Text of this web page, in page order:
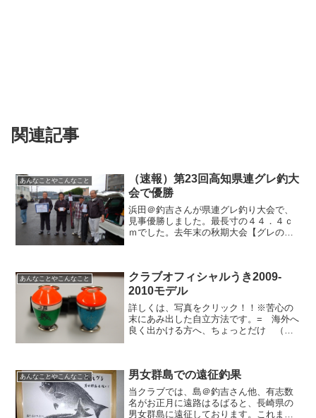
関連記事
あんなことやこんなこと
（速報）第23回高知県連グレ釣大
会で優勝
浜田＠釣吉さんが県連グレ釣り大会で、
見事優勝しました。最長寸の４４．４ｃ
ｍでした。去年末の秋期大会【グレの
釣吉さんが入賞しそれぞれ商...
あんなことやこんなこと
クラブオフィシャルうき2009-
2010モデル
詳しくは、写真をクリック！！※苦心の
末にあみ出した自立方法です。= 海外へ
良く出かける方へ、ちょっとだけ （楽
別途申し込むと...
あんなことやこんなこと 男女群島での遠征釣果
当クラブでは、島＠釣吉さん他、有志数
名がお正月に遠路はるばると、長崎県の
男女群島に遠征しております。これま